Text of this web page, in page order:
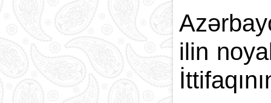
ilin